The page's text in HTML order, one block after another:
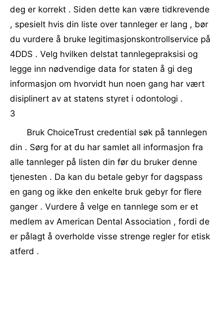
deg er korrekt . Siden dette kan være tidkrevende
, spesielt hvis din liste over tannleger er lang , bør
du vurdere å bruke legitimasjonskontrollservice på
4DDS . Velg hvilken delstat tannlegepraksisi og
legge inn nødvendige data for staten å gi deg
informasjon om hvorvidt hun noen gang har vært
disiplinert av at statens styret i odontologi .
3
Bruk ChoiceTrust credential søk på tannlegen
din . Sørg for at du har samlet all informasjon fra
alle tannleger på listen din før du bruker denne
tjenesten . Da kan du betale gebyr for dagspass
en gang og ikke den enkelte bruk gebyr for flere
ganger . Vurdere å velge en tannlege som er et
medlem av American Dental Association , fordi de
er pålagt å overholde visse strenge regler for etisk
atferd .